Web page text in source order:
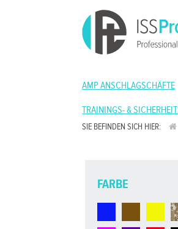
AMP ANSCHLAGSCHÄFTE
TRAININGS- &
SIE BEFINDEN SICH HIER:
FARBE